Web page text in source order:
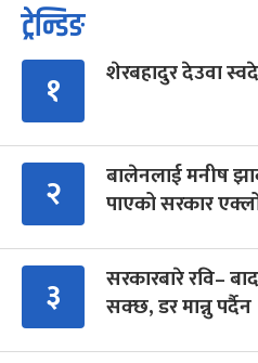
ट्रेन्डिङ
१ शेरबहादुर देउवा
२
बालेनलाई मनीष
पाएको सरकार
३
सरकारबारे रवि–
सक्छ, डर मान्नु पर्दैन